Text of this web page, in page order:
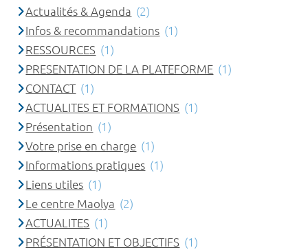
Actualités & Agenda (2)
Infos & recommandations (1)
RESSOURCES (1)
PRESENTATION DE LA PLATEFORME (1)
CONTACT (1)
ACTUALITES ET FORMATIONS (1)
Présentation (1)
Votre prise en charge (1)
Informations pratiques (1)
Liens utiles (1)
Le centre Maolya (2)
ACTUALITES (1)
PRÉSENTATION ET OBJECTIFS (1)